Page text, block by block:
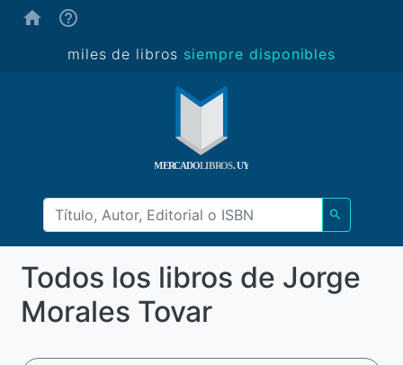
miles de libros siempre disponibles
Todos los libros de Jorge
Morales Tovar